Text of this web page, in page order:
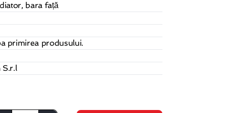
bara față
primirea produsului.
S.r.l